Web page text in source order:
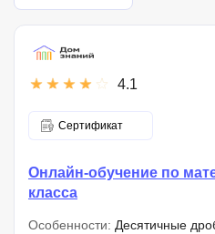
4.1
Сертификат
Онлайн-обучение по
класса
Особенности: Десятичные